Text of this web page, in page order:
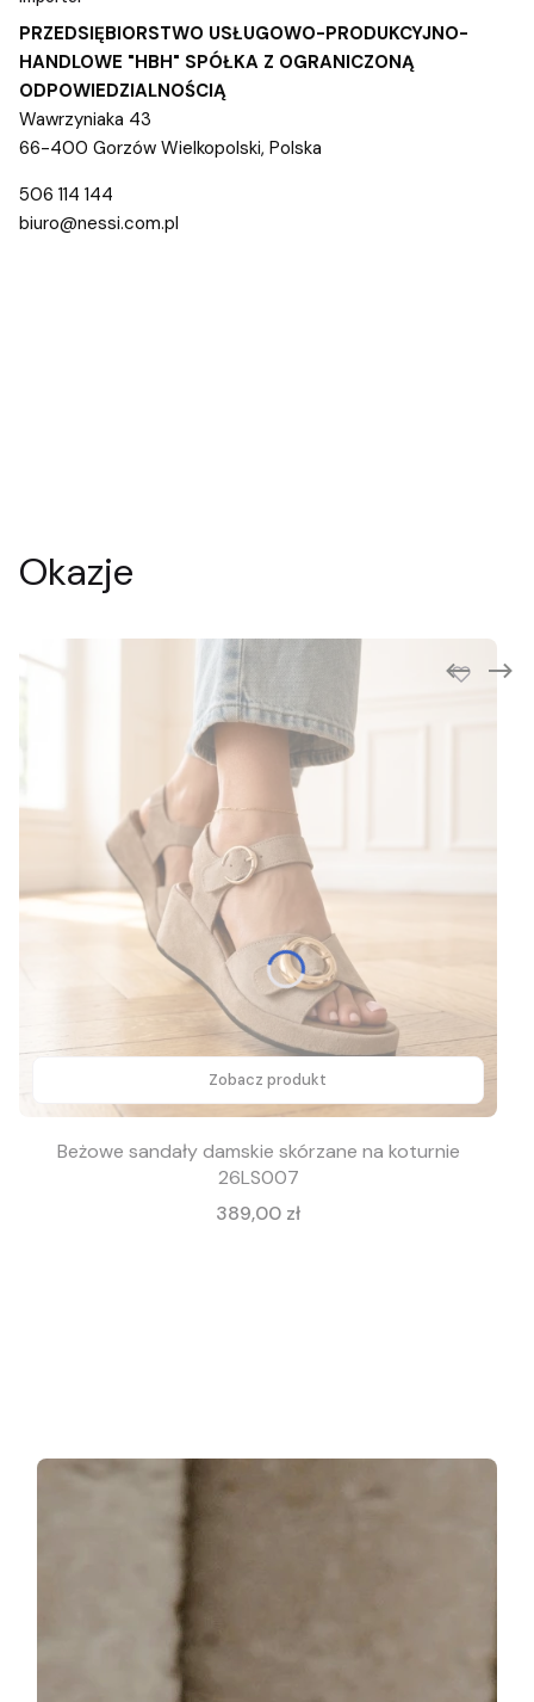
PRZEDSIĘBIORSTWO USŁUGOWO-PRODUKCYJNO-
HANDLOWE "HBH" SPÓŁKA Z OGRANICZONĄ
ODPOWIEDZIALNOŚCIĄ
Wawrzyniaka 43
66-400 Gorzów Wielkopolski, Polska
506 114 144
biuro@nessi.com.pl
Okazje
Zobacz produkt
Beżowe sandały damskie skórzane na koturnie
26LS007
Cena
389,00 zł